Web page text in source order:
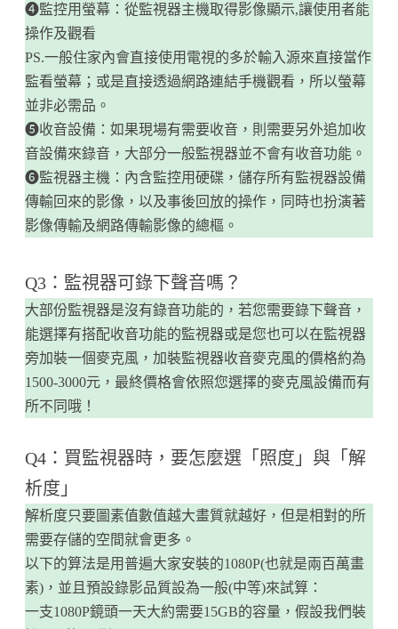
❹監控用螢幕：從監視器主機取得影像顯示,讓使用者能
操作及觀看
PS.一般住家內會直接使用電視的多於輸入源來直接當作
監看螢幕；或是直接透過網路連結手機觀看，所以螢幕
並非必需品。
❺收音設備：如果現場有需要收音，則需要另外追加收
音設備來錄音，大部分一般監視器並不會有收音功能。
❻監視器主機：內含監控用硬碟，儲存所有監視器設備
傳輸回來的影像，以及事後回放的操作，同時也扮演著
影像傳輸及網路傳輸影像的總樞。
Q3：監視器可錄下聲音嗎？
大部份監視器是沒有錄音功能的，若您需要錄下聲音，
能選擇有搭配收音功能的監視器或是您也可以在監視器
旁加裝一個麥克風，加裝監視器收音麥克風的價格約為
1500-3000元，最終價格會依照您選擇的麥克風設備而有
所不同哦！
Q4：買監視器時，要怎麼選「照度」與「解
析度」
解析度只要圖素值數值越大畫質就越好，但是相對的所
需要存儲的空間就會更多。
以下的算法是用普遍大家安裝的1080P(也就是兩百萬畫
素)，並且預設錄影品質設為一般(中等)來試算：
一支1080P鏡頭一天大約需要15GB的容量，假設我們裝